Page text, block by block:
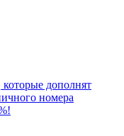
дополнят
номера